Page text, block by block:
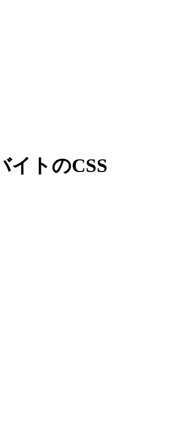
イトのCSS